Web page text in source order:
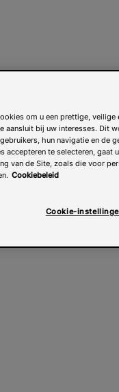
om u een prettige,
aansluit bij uw interesses. Dit
hun navigatie en de
accepteren te selecteren,
van de Site, zoals die voor
Cookiebeleid
Cookie-